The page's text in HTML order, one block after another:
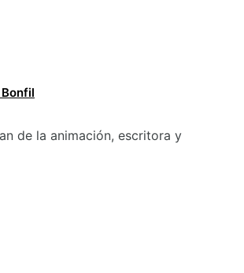
de la animación, escritora y